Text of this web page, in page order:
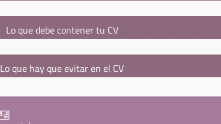
Lo que debe contener tu CV
Lo que hay que evitar en el CV